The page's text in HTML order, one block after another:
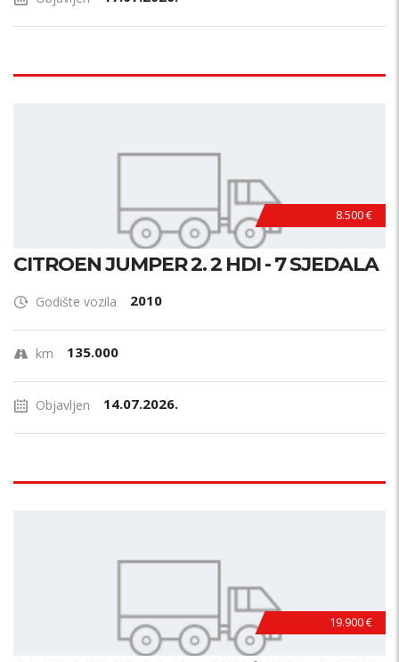
8.500 €
CITROEN JUMPER 2. 2 HDI - 7 SJEDALA
Godište vozila 2010
km 135.000
Objavljen 14.07.2026.
19.900 €